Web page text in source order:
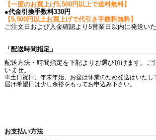
【一度のお買上げ5,500円以上で送料無料】
●代金引換手数料330円
【5,500円以上お買上げで代引き手数料無料】
ご注文日および入金確認より5営業日以内に発送いた
「配送時間指定」
配送方法・時間指定を下記よりお選び頂けます。ご
いませ。
※土日祝日、年末年始、お盆は休業のため発送はいたし
届け希望日は少し余裕をもってお申込み下さい。
お支払い方法